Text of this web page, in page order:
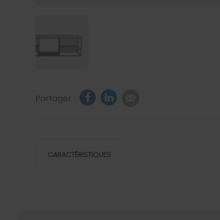
Partager :
CARACTÉRISTIQUES